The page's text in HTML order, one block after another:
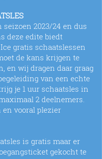
seizoen 2023/24 en dus
deze edite biedt
gratis schaatslessen
de kans krijgen te
en wij dragen daar graag
van een echte
je 1 uur schaatsles in
2 deelnemers.
en vooral plezier
is gratis maar er
gekocht te